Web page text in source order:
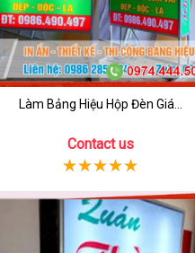
Làm Bảng Hiệu Hộp Đèn Giá...
Contact us